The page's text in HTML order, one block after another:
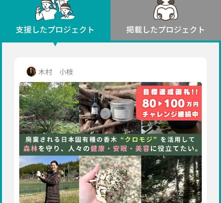
人権・マイノリティ
社会貢献
地域からさがす 北海道・東北
北海道
宮城
秋田
山形
関東
茨城
栃木
群馬
茨城 栃木 群馬
千葉
東京
神奈川
新潟 富山
長野
岐阜 静岡 愛知
近畿
三重 滋賀 京都 大阪
兵庫
奈良
和歌山
鳥取 島根 岡山 広島 山口
四国
徳島 香川 愛媛 高知
九州・沖縄
支援したプロジェクト 掲載したプロジェクト
木村 小枝